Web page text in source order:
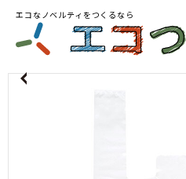
エコなノベルティをつくるなら